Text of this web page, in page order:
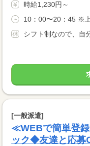
時給1,230円～
10：00〜20：45 ※
シフト制なので、自
[一般派遣]
≪WEBで簡単登
ック◆友達と応募